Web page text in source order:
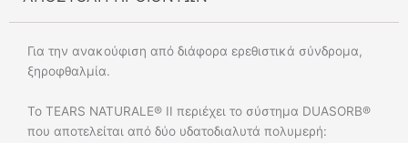
Για την ανακούφιση από διάφορα ερεθιστικά σύνδρομα,
ξηροφθαλμία.
To TEARS NATURALE® II περιέχει το σύστημα DUASORB®
που αποτελείται από δύο υδατοδιαλυτά πολυμερή: